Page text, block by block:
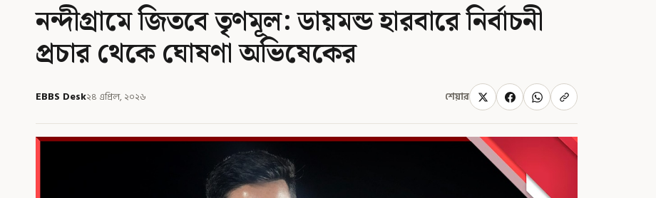
নন্দীগ্রামে জিতবে তৃণমূল: ডায়মন্ড হারবারে নির্বাচনী
প্রচার থেকে ঘোষণা অভিষেকের
EBBS Desk২৪ এপ্রিল, ২০২৬ শেয়ার